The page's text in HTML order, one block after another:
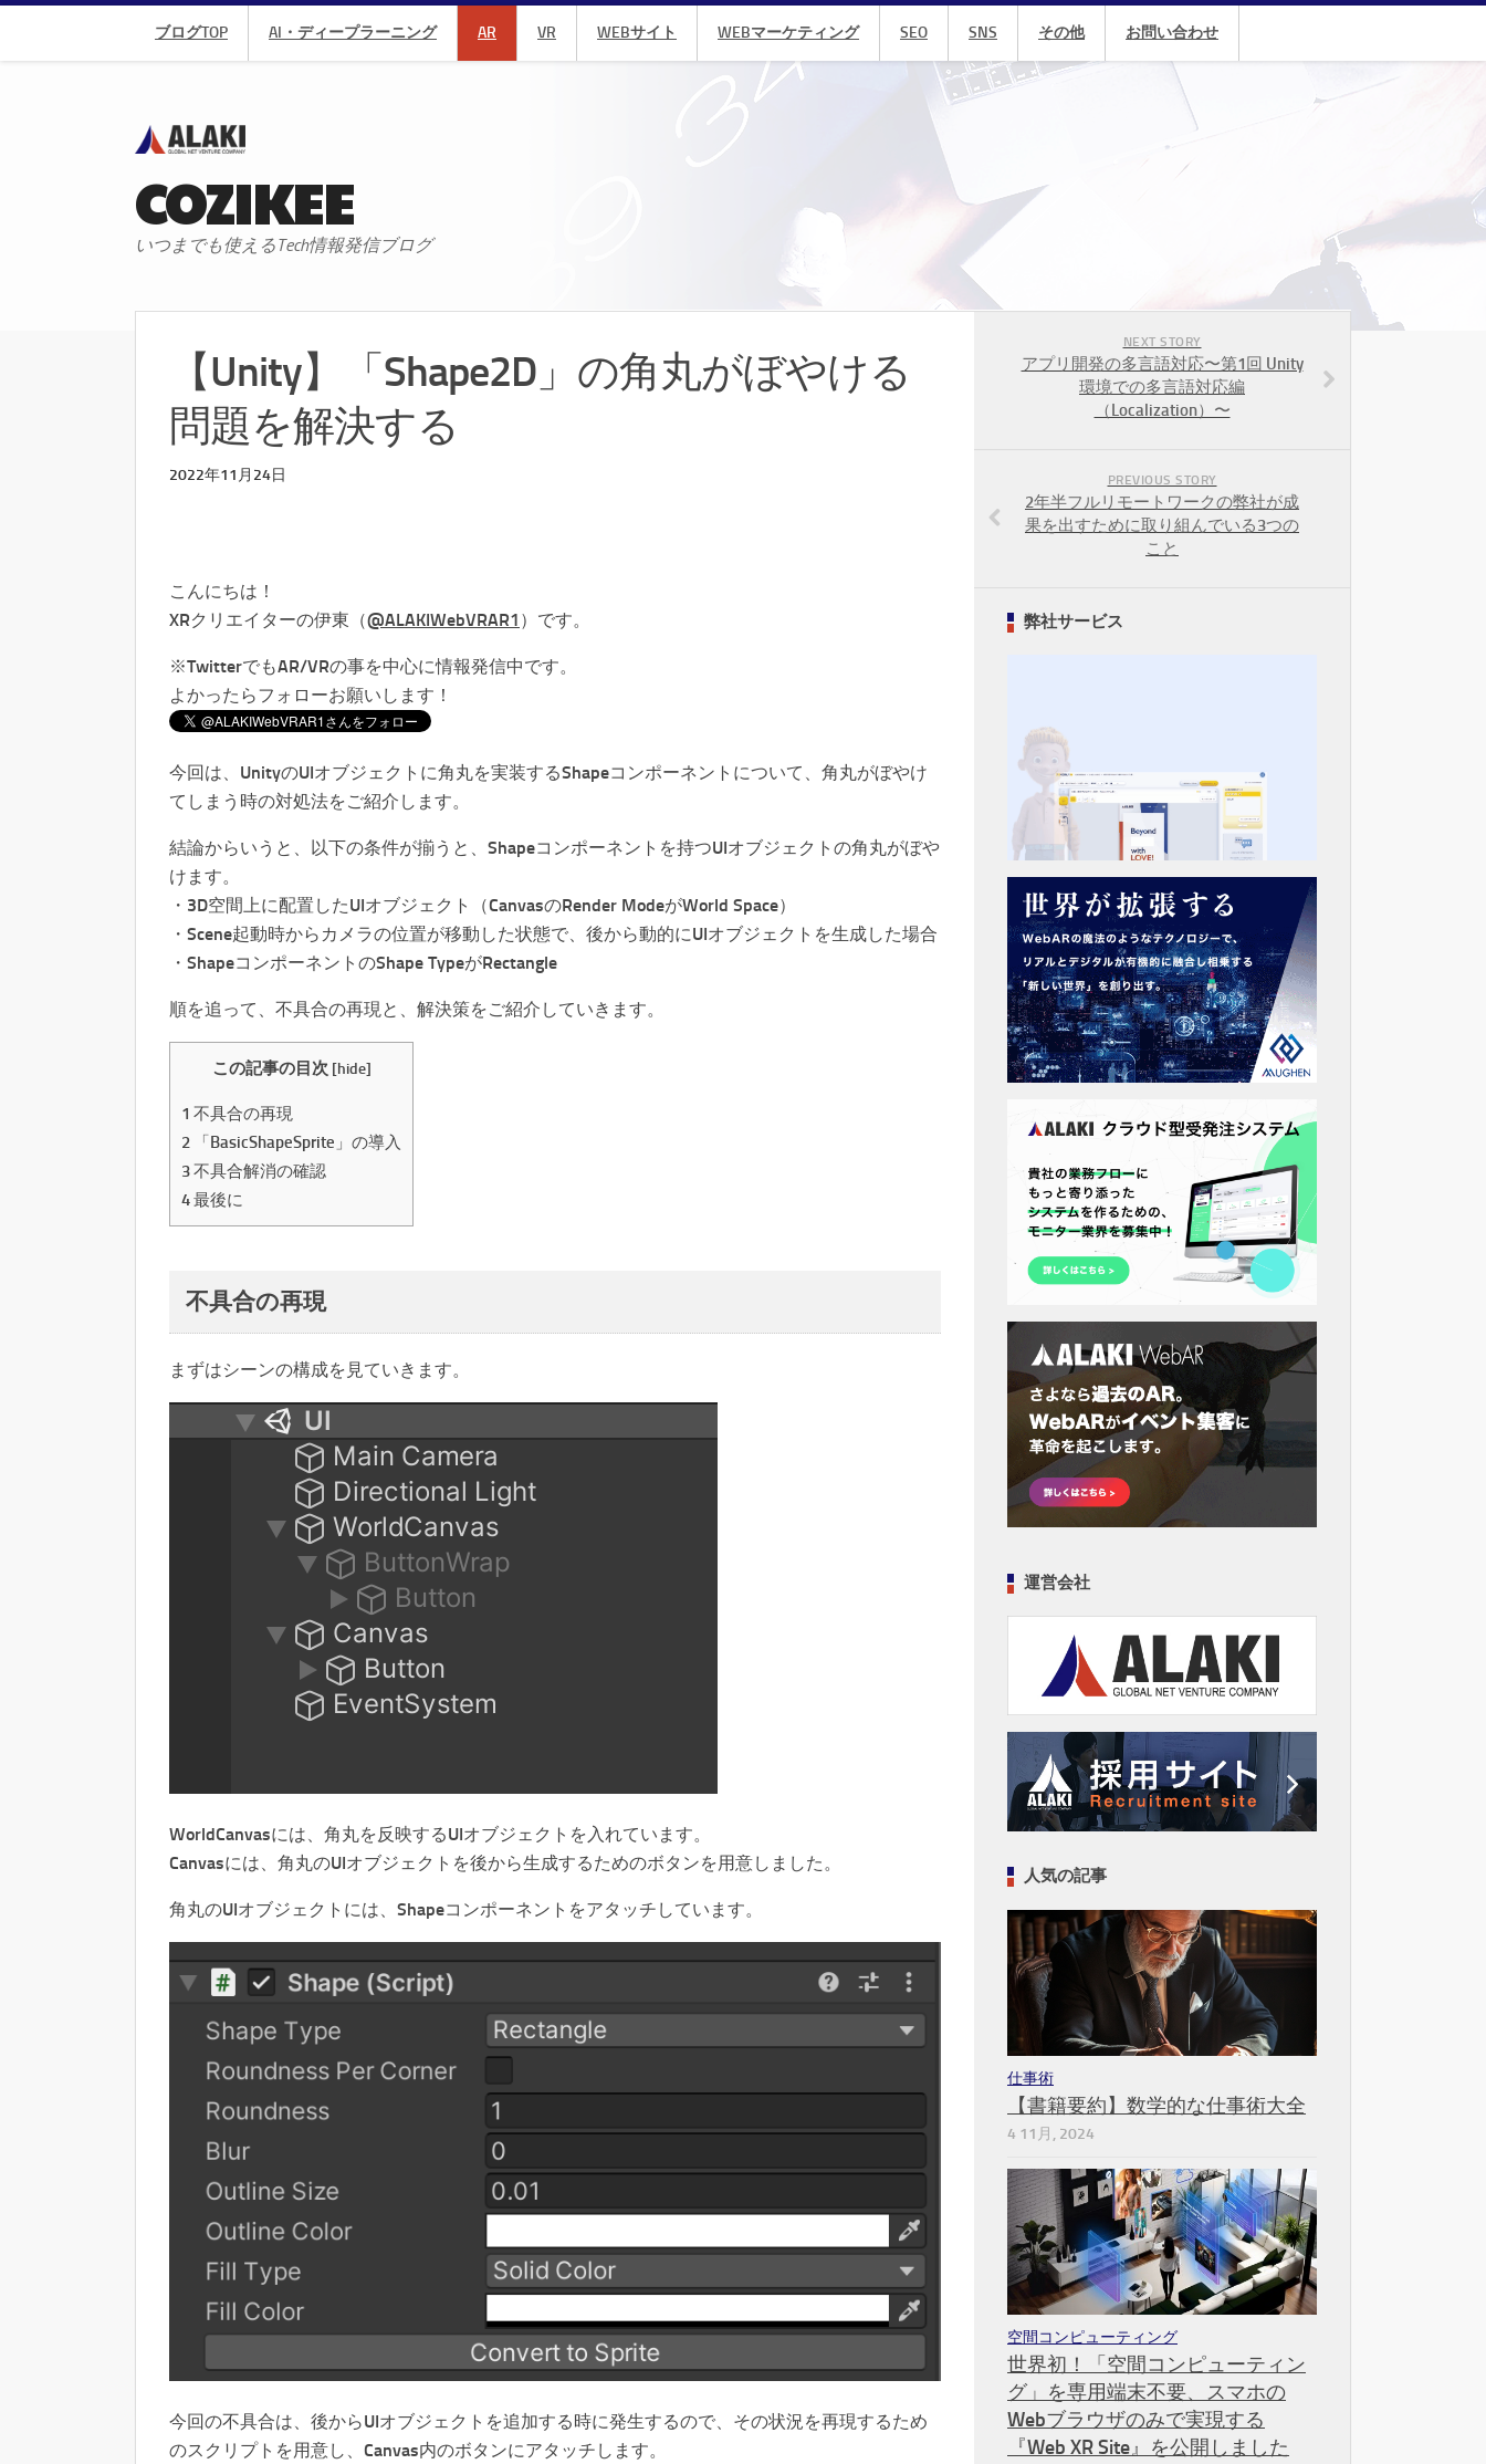
ブログTOP AI・ディープラーニング AR VR WEBサイト WEBマーケティング SEO SNS その他 お問い合わせ
COZIKEE
いつまでも使えるTech情報発信ブログ
【Unity】「Shape2D」の角丸がぼやける
問題を解決する
2022年11月24日
こんにちは！
XRクリエイターの伊東（@ALAKIWebVRAR1 ）です。
※TwitterでもAR/VRの事を中心に情報発信中です。
よかったらフォローお願いします！
今回は、UnityのUIオブジェクトに角丸を実装するShapeコンポーネントについて、角丸がぼやけ
てしまう時の対処法をご紹介します。
結論からいうと、以下の条件が揃うと、Shapeコンポーネントを持つUIオブジェクトの角丸がぼや
けます。
・3D空間上に配置したUIオブジェクト（CanvasのRender ModeがWorld Space）
・Scene起動時からカメラの位置が移動した状態で、後から動的にUIオブジェクトを生成した場合
・ShapeコンポーネントのShape TypeがRectangle
順を追って、不具合の再現と、解決策をご紹介していきます。
この記事の目次 [hide]
1 不具合の再現
2 「BasicShapeSprite」の導入
3不具合解消の確認
4最後に
不具合の再現
まずはシーンの構成を見ていきます。
WorldCanvasには、角丸を反映するUIオブジェクトを入れています。
Canvasには、角丸のUIオブジェクトを後から生成するためのボタンを用意しました。
角丸のUIオブジェクトには、Shapeコンポーネントをアタッチしています。
今回の不具合は、後からUIオブジェクトを追加する時に発生するので、その状況を再現するため
のスクリプトを用意し、Canvas内のボタンにアタッチします。
NEXT STORY
アプリ開発の多言語対応〜第1回 Unity
環境での多言語対応編
（Localization）〜
PREVIOUS STORY
2年半フルリモートワークの弊社が成
果を出すために取り組んでいる3つの
こと
弊社サービス
運営会社
人気の記事
仕事術
【書籍要約】数学的な仕事術大全
4 11月, 2024
空間コンピューティング
世界初！「空間コンピューティン
グ」を専用端末不要、スマホの
Webブラウザのみで実現する
『Web XR Site』を公開しました